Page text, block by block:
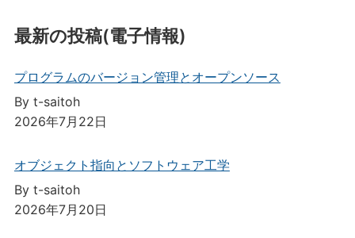
最新の投稿(電子情報)
プログラムのバージョン管理とオープンソース
By t-saitoh
2026年7月22日
オブジェクト指向とソフトウェア工学
By t-saitoh
2026年7月20日